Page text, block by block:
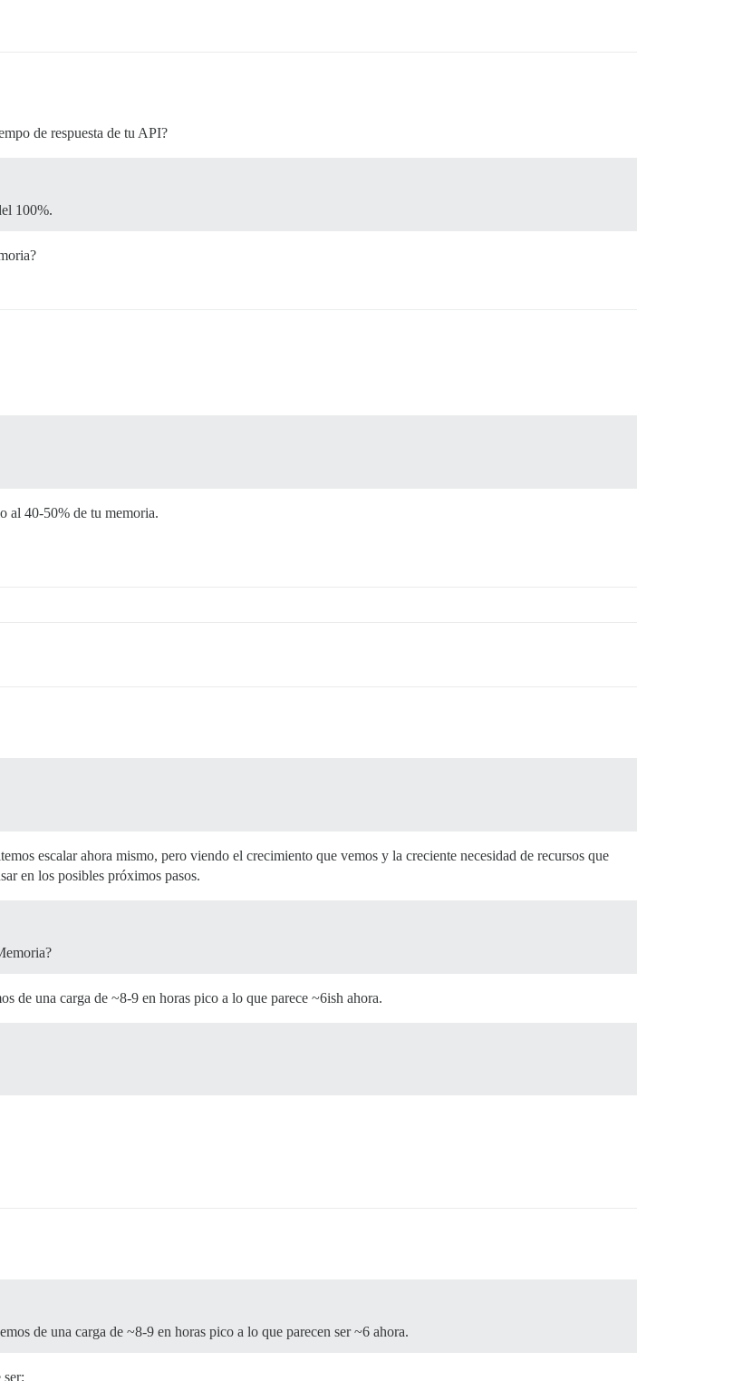
de respuesta de tu API?
100%.
al 40-50% de tu memoria.
escalar ahora mismo, pero viendo el crecimiento que vemos y la creciente necesidad de recursos que
en los posibles próximos pasos.
de una carga de ~8-9 en horas pico a lo que parece ~6ish ahora.
de una carga de ~8-9 en horas pico a lo que parecen ser ~6 ahora.
ser: